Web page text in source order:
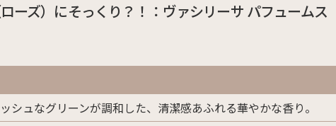
ーズ）にそっくり？！：ヴァシリーサ パフュームス
シュなグリーンが調和した、清潔感あふれる華やかな香り。